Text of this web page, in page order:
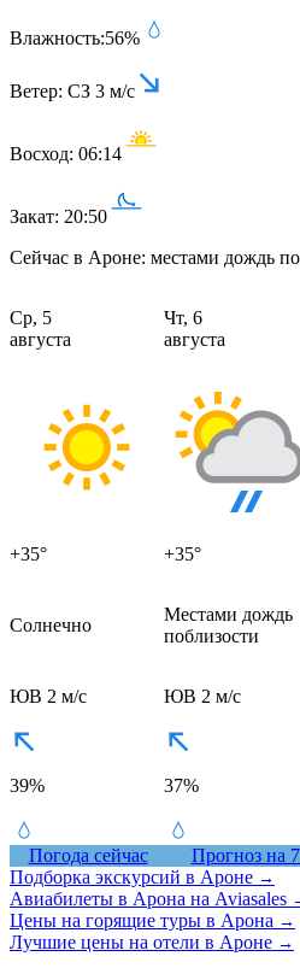
Влажность:56%
Ветер: СЗ 3 м/с
Восход: 06:14
Закат: 20:50
Сейчас в Ароне: местами дождь
Ср, 5
августа
+35°
Чт, 6
августа
+35°
Солнечно
Местами дождь
поблизости
ЮВ 2 м/с
39%
ЮВ 2 м/с
37%
Погода сейчас Прогноз на
Подборка экскурсий в Ароне →
Авиабилеты в Арона на Aviasales
Цены на горящие туры в Арона →
Лучшие цены на отели в Ароне →